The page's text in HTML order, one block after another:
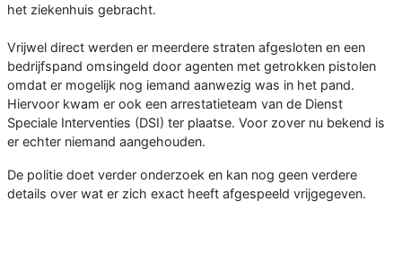
het ziekenhuis gebracht.
Vrijwel direct werden er meerdere straten afgesloten en een
bedrijfspand omsingeld door agenten met getrokken pistolen
omdat er mogelijk nog iemand aanwezig was in het pand.
Hiervoor kwam er ook een arrestatieteam van de Dienst
Speciale Interventies (DSI) ter plaatse. Voor zover nu bekend is
er echter niemand aangehouden.
De politie doet verder onderzoek en kan nog geen verdere
details over wat er zich exact heeft afgespeeld vrijgegeven.